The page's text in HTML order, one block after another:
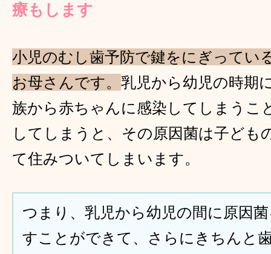
療もします
小児のむし歯予防で鍵をにぎってい
お母さんです。 乳児から幼児の時期
族から赤ちゃんに感染してしまうこ
してしまうと、その原因菌は子ども
て住みついてしまいます。
つまり、乳児から幼児の間に原因
すことができて、さらにきちんと